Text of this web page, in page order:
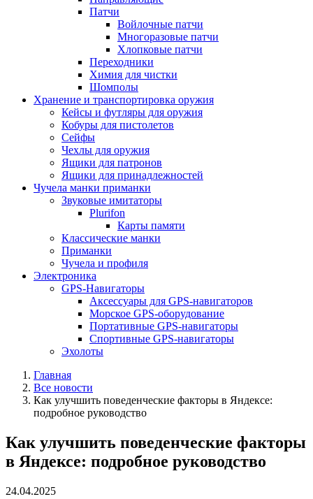
Патчи
Войлочные патчи
Многоразовые патчи
Хлопковые патчи
Переходники
Химия для чистки
Шомполы
Хранение и транспортировка оружия
Кейсы и футляры для оружия
Кобуры для пистолетов
Сейфы
Чехлы для оружия
Ящики для патронов
Ящики для принадлежностей
Чучела манки приманки
Звуковые имитаторы
Plurifon
Карты памяти
Классические манки
Приманки
Чучела и профиля
Электроника
GPS-Навигаторы
Аксессуары для GPS-навигаторов
Морское GPS-оборудование
Портативные GPS-навигаторы
Спортивные GPS-навигаторы
Эхолоты
Главная
Все новости
Как улучшить поведенческие факторы в Яндексе:
подробное руководство
Как улучшить поведенческие факторы
в Яндексе: подробное руководство
24.04.2025